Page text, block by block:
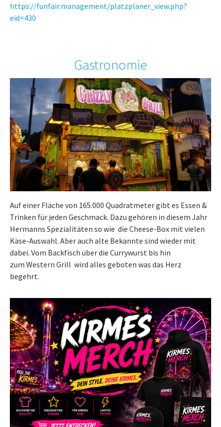
https://funfair.management/platzplaner_view.php?
eid=430
Gastronomie
Auf einer Fläche von 165.000 Quadratmeter gibt es Essen &
Trinken für jeden Geschmack. Dazu gehören in diesem Jahr
Hermanns Spezialitäten so wie die Cheese-Box mit vielen
Käse-Auswahl. Aber auch alte Bekannte sind wieder mit
dabei. Vom Backfisch über die Currywurst bis hin
zum Western Grill wird alles geboten was das Herz
begehrt.